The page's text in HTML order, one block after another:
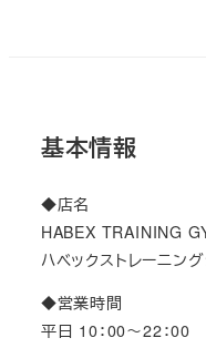
基本情報
◆店名
HABEX TRAINING
ハベックストレーニン
◆営業時間
平日 10：00～22：00